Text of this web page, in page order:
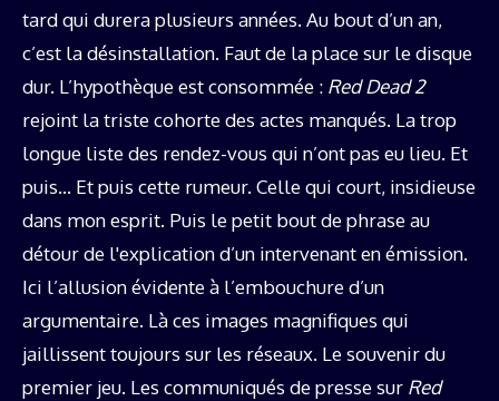
tard qui durera plusieurs années. Au bout d’un an,
c’est la désinstallation. Faut de la place sur le disque
dur. L’hypothèque est consommée : Red Dead 2
rejoint la triste cohorte des actes manqués. La trop
longue liste des rendez-vous qui n’ont pas eu lieu. Et
puis… Et puis cette rumeur. Celle qui court, insidieuse
dans mon esprit. Puis le petit bout de phrase au
détour de l'explication d’un intervenant en émission.
Ici l’allusion évidente à l’embouchure d’un
argumentaire. Là ces images magnifiques qui
jaillissent toujours sur les réseaux. Le souvenir du
premier jeu. Les communiqués de presse sur Red